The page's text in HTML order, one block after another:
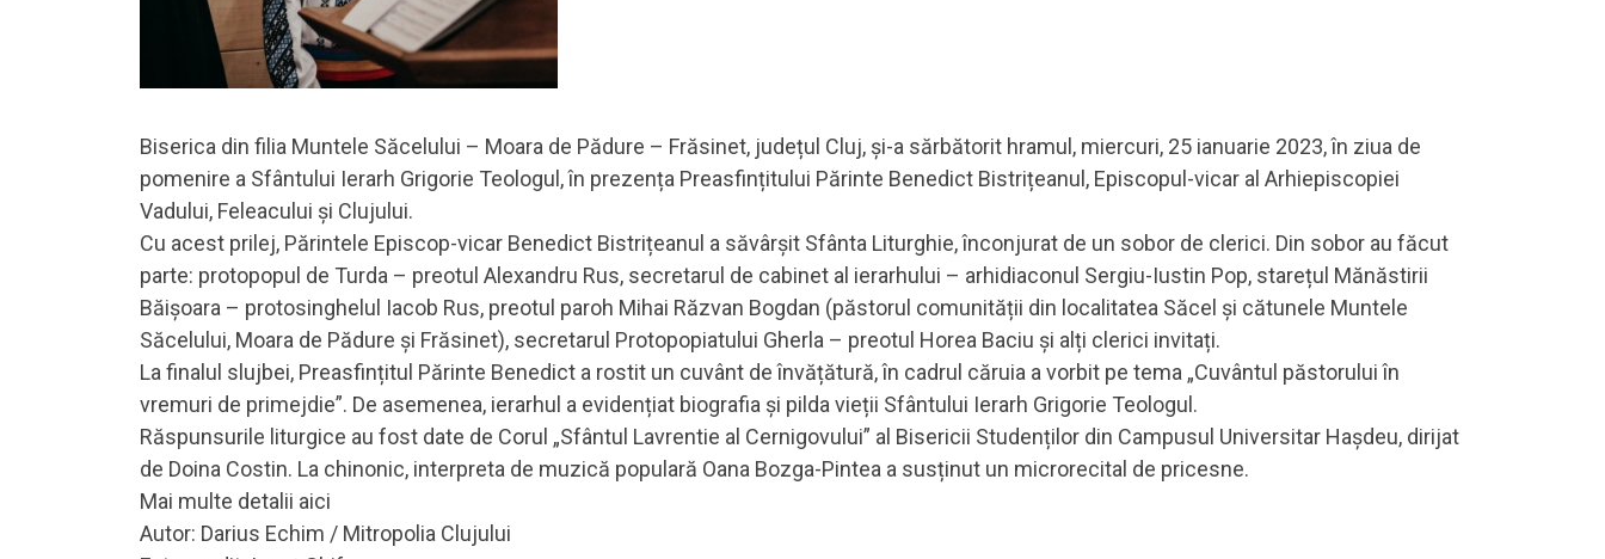
Biserica din filia Muntele Săcelului – Moara de Pădure – Frăsinet, județul Cluj, și-a sărbătorit hramul, miercuri, 25 ianuarie 2023, în ziua de
pomenire a Sfântului Ierarh Grigorie Teologul, în prezența Preasfințitului Părinte Benedict Bistrițeanul, Episcopul-vicar al Arhiepiscopiei
Vadului, Feleacului și Clujului.
Cu acest prilej, Părintele Episcop-vicar Benedict Bistrițeanul a săvârșit Sfânta Liturghie, înconjurat de un sobor de clerici. Din sobor au făcut
parte: protopopul de Turda – preotul Alexandru Rus, secretarul de cabinet al ierarhului – arhidiaconul Sergiu-Iustin Pop, starețul Mănăstirii
Băișoara – protosinghelul Iacob Rus, preotul paroh Mihai Răzvan Bogdan (păstorul comunității din localitatea Săcel și cătunele Muntele
Săcelului, Moara de Pădure și Frăsinet), secretarul Protopopiatului Gherla – preotul Horea Baciu și alți clerici invitați.
La finalul slujbei, Preasfințitul Părinte Benedict a rostit un cuvânt de învățătură, în cadrul căruia a vorbit pe tema „Cuvântul păstorului în
vremuri de primejdie”. De asemenea, ierarhul a evidențiat biografia și pilda vieții Sfântului Ierarh Grigorie Teologul.
Răspunsurile liturgice au fost date de Corul „Sfântul Lavrentie al Cernigovului” al Bisericii Studenților din Campusul Universitar Hașdeu, dirijat
de Doina Costin. La chinonic, interpreta de muzică populară Oana Bozga-Pintea a susținut un microrecital de pricesne.
Mai multe detalii aici
Autor: Darius Echim / Mitropolia Clujului